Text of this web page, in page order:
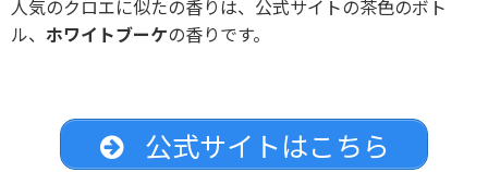
人気のクロエに似たの香りは、公式サイトの茶色のボト
ル、 ホワイトブーケの香りです。
公式サイトはこちら